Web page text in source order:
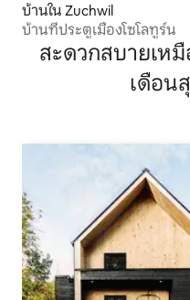
บ้านใน Zuchwil
บ้านที่ประตูเมืองโซโลทูร์น
สะดวกสบายเห
เดือน